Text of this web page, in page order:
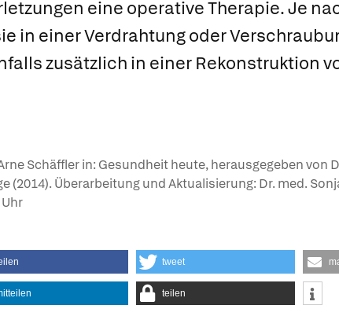
eine operative Therapie. Je
in einer Verdrahtung oder
zusätzlich in einer Rekonstruktion
Schäffler in: Gesundheit heute, herausgegeben von
(2014). Überarbeitung und Aktualisierung: Dr. med.
tweet
teilen